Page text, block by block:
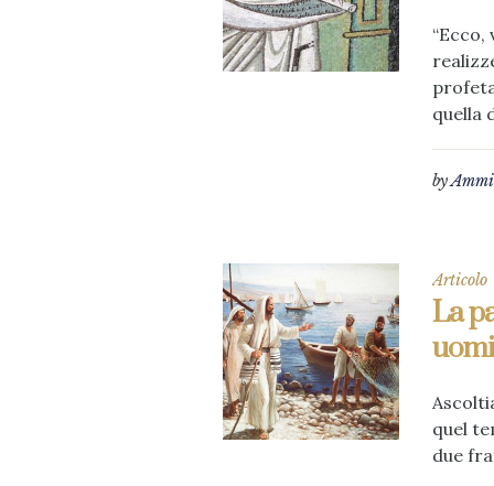
quella
by
Articolo
La
quel
due